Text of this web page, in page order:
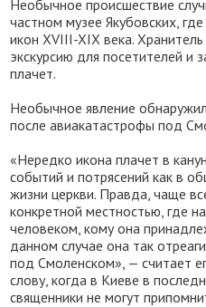
Необычное происшествие
частном музее Якубовских,
икон XVIII-XIX века.
экскурсию для посетителей и
плачет.
Необычное явление
после авиакатастрофы под
«Нередко икона плачет в
событий и потрясений как в
жизни церкви. Правда, чаще
конкретной местностью, где
человеком, кому она
данном случае она так
под Смоленском», — считает
слову, когда в Киеве в
священники не могут